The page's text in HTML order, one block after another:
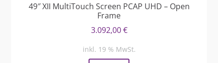
49″ XII MultiTouch Screen PCAP UHD – Open
Frame
3.092,00€
inkl. 19 % MwSt.